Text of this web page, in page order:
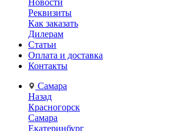
Новости
Реквизиты
Как заказать
Дилерам
Статьи
Оплата и доставка
Контакты
Самара
Назад
Красногорск
Самара
Екатеринбург